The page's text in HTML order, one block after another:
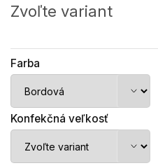
cena:
Zvoľte variant
Farba
Konfekčná veľkosť